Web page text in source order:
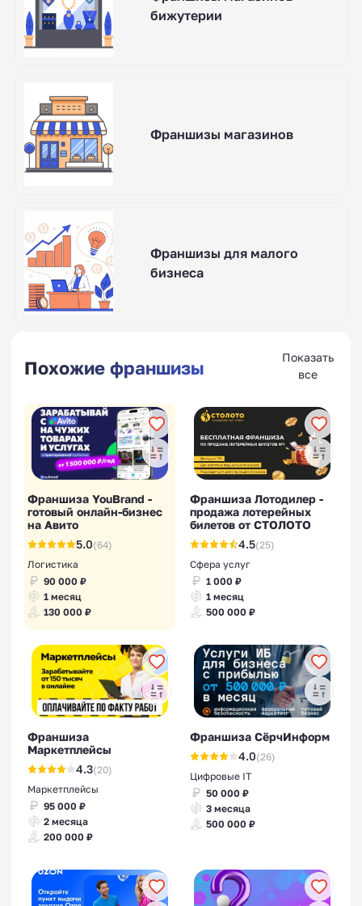
бижутерии
Франшизы магазинов
Франшизы для малого
бизнеса
Похожие франшизы
Показать
все
Франшиза YouBrand -
готовый онлайн-бизнес
на Авито
5.0(64)
Логистика
90 000 ₽
1 месяц
130 000 ₽
Франшиза Лотодилер -
продажа лотерейных
билетов от СТОЛОТО
4.5(25)
Сфера услуг
1 000 ₽
1 месяц
500 000 ₽
Франшиза
Маркетплейсы
4.3(20)
Маркетплейсы
95 000 ₽
2 месяца
200 000 ₽
Франшиза СёрчИнформ
4.0(26)
Цифровые IT
50 000 ₽
3 месяца
500 000 ₽